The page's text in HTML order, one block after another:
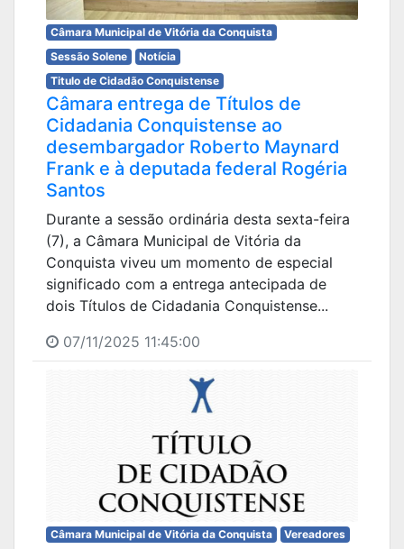
Câmara Municipal de Vitória da Conquista
Sessão Solene
Notícia
Titulo de Cidadão Conquistense
Câmara entrega de Títulos de
Cidadania Conquistense ao
desembargador Roberto Maynard
Frank e à deputada federal Rogéria
Santos
Durante a sessão ordinária desta sexta-feira
(7), a Câmara Municipal de Vitória da
Conquista viveu um momento de especial
significado com a entrega antecipada de
dois Títulos de Cidadania Conquistense...
07/11/2025 11:45:00
Câmara Municipal de Vitória da Conquista
Vereadores